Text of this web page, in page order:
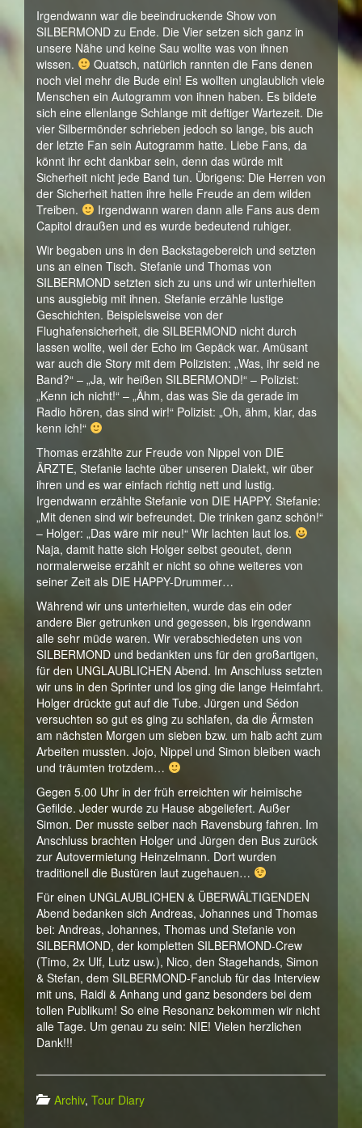
Irgendwann war die beeindruckende Show von
SILBERMOND zu Ende. Die Vier setzen sich ganz in
unsere Nähe und keine Sau wollte was von ihnen
wissen.
Quatsch, natürlich rannten die Fans denen
noch viel mehr die Bude ein! Es wollten unglaublich viele
Menschen ein Autogramm von ihnen haben. Es bildete
sich eine ellenlange Schlange mit deftiger Wartezeit. Die
vier Silbermönder schrieben jedoch so lange, bis auch
der letzte Fan sein Autogramm hatte. Liebe Fans, da
könnt ihr echt dankbar sein, denn das würde mit
Sicherheit nicht jede Band tun. Übrigens: Die Herren von
der Sicherheit hatten ihre helle Freude an dem wilden
Treiben.
Irgendwann waren dann alle Fans aus dem
Capitol draußen und es wurde bedeutend ruhiger.
Wir begaben uns in den Backstagebereich und setzten
uns an einen Tisch. Stefanie und Thomas von
SILBERMOND setzten sich zu uns und wir unterhielten
uns ausgiebig mit ihnen. Stefanie erzähle lustige
Geschichten. Beispielsweise von der
Flughafensicherheit, die SILBERMOND nicht durch
lassen wollte, weil der Echo im Gepäck war. Amüsant
war auch die Story mit dem Polizisten: „Was, ihr seid ne
Band?“ – „Ja, wir heißen SILBERMOND!“ – Polizist:
„Kenn ich nicht!“ – „Ähm, das was Sie da gerade im
Radio hören, das sind wir!“ Polizist: „Oh, ähm, klar, das
kenn ich!“
Thomas erzählte zur Freude von Nippel von DIE
ÄRZTE, Stefanie lachte über unseren Dialekt, wir über
ihren und es war einfach richtig nett und lustig.
Irgendwann erzählte Stefanie von DIE HAPPY. Stefanie:
„Mit denen sind wir befreundet. Die trinken ganz schön!“
– Holger: „Das wäre mir neu!“ Wir lachten laut los.
Naja, damit hatte sich Holger selbst geoutet, denn
normalerweise erzählt er nicht so ohne weiteres von
seiner Zeit als DIE HAPPY-Drummer…
Während wir uns unterhielten, wurde das ein oder
andere Bier getrunken und gegessen, bis irgendwann
alle sehr müde waren. Wir verabschiedeten uns von
SILBERMOND und bedankten uns für den großartigen,
für den UNGLAUBLICHEN Abend. Im Anschluss setzten
wir uns in den Sprinter und los ging die lange Heimfahrt.
Holger drückte gut auf die Tube. Jürgen und Sédon
versuchten so gut es ging zu schlafen, da die Ärmsten
am nächsten Morgen um sieben bzw. um halb acht zum
Arbeiten mussten. Jojo, Nippel und Simon bleiben wach
und träumten trotzdem…
Gegen 5.00 Uhr in der früh erreichten wir heimische
Gefilde. Jeder wurde zu Hause abgeliefert. Außer
Simon. Der musste selber nach Ravensburg fahren. Im
Anschluss brachten Holger und Jürgen den Bus zurück
zur Autovermietung Heinzelmann. Dort wurden
traditionell die Bustüren laut zugehauen…
Für einen UNGLAUBLICHEN & ÜBERWÄLTIGENDEN
Abend bedanken sich Andreas, Johannes und Thomas
bei: Andreas, Johannes, Thomas und Stefanie von
SILBERMOND, der kompletten SILBERMOND-Crew
(Timo, 2x Ulf, Lutz usw.), Nico, den Stagehands, Simon
& Stefan, dem SILBERMOND-Fanclub für das Interview
mit uns, Raidi & Anhang und ganz besonders bei dem
tollen Publikum! So eine Resonanz bekommen wir nicht
alle Tage. Um genau zu sein: NIE! Vielen herzlichen
Dank!!!
Archiv, Tour Diary